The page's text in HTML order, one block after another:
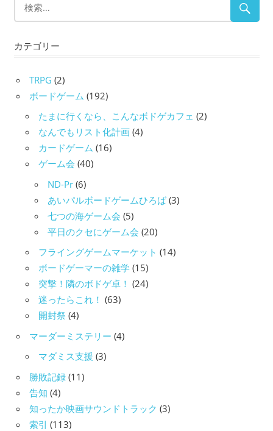
カテゴリー
TRPG (2)
ボードゲーム (192)
たまに行くなら、こんなボドゲカフェ (2)
なんでもリスト化計画 (4)
カードゲーム (16)
ゲーム会 (40)
ND-Pr (6)
あいパルボードゲームひろば(3)
七つの海ゲーム会 (5)
平日のクセにゲーム会 (20)
フライングゲームマーケット (14)
ボードゲーマーの雑学 (15)
突撃！隣のボドゲ卓！ (24)
迷ったらこれ！ (63)
開封祭 (4)
マーダーミステリー (4)
マダミス支援 (3)
勝敗記録 (11)
告知 (4)
知ったか映画サウンドトラック (3)
索引 (113)